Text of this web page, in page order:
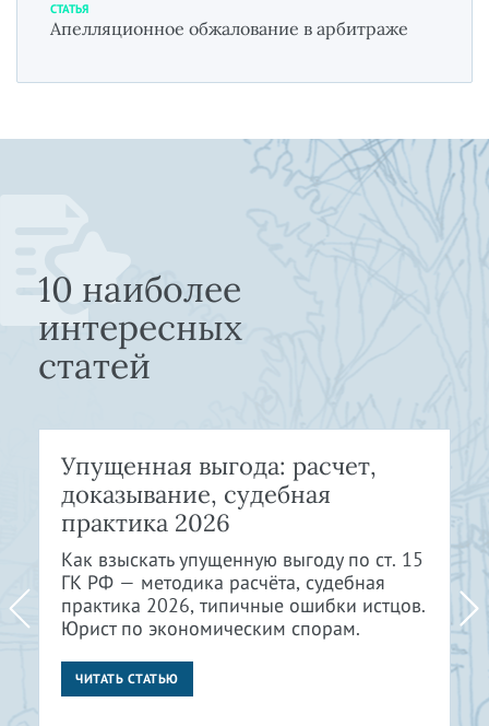
СТАТЬЯ
Апелляционное обжалование в арбитраже
10 наиболее
интересных
статей
Упущенная выгода: расчет,
доказывание, судебная
практика 2026
Как взыскать упущенную выгоду по ст. 15
ГК РФ — методика расчёта, судебная
практика 2026, типичные ошибки истцов.
Юрист по экономическим спорам.
ЧИТАТЬ СТАТЬЮ